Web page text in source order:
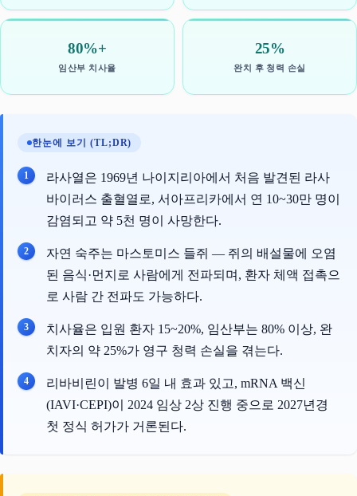
80%+
임산부 치사율
25%
완치 후 청력 손실
한눈에 보기 (TL;DR)
라사열은 1969년 나이지리아에서 처음 발견된 라사
바이러스 출혈열로, 서아프리카에서 연 10~30만 명이
감염되고 약 5천 명이 사망한다.
자연 숙주는 마스토미스 들쥐 — 쥐의 배설물에 오염
된 음식·먼지로 사람에게 전파되며, 환자 체액 접촉으
로 사람 간 전파도 가능하다.
치사율은 입원 환자 15~20%, 임산부는 80% 이상, 완
치자의 약 25%가 영구 청력 손실을 겪는다.
리바비린이 발병 6일 내 효과 있고, mRNA 백신
(IAVI·CEPI)이 2024 임상 2상 진행 중으로 2027년경
첫 정식 허가가 거론된다.